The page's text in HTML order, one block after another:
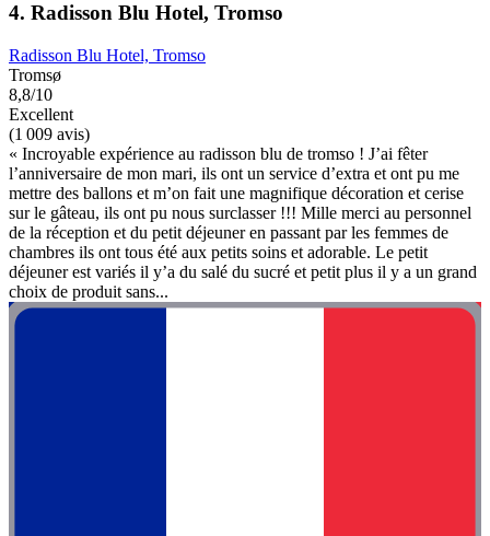
4. Radisson Blu Hotel, Tromso
Radisson Blu Hotel, Tromso
Tromsø
8,8/10
Excellent
(1 009 avis)
« Incroyable expérience au radisson blu de tromso ! J’ai fêter
l’anniversaire de mon mari, ils ont un service d’extra et ont pu me
mettre des ballons et m’on fait une magnifique décoration et cerise
sur le gâteau, ils ont pu nous surclasser !!! Mille merci au personnel
de la réception et du petit déjeuner en passant par les femmes de
chambres ils ont tous été aux petits soins et adorable. Le petit
déjeuner est variés il y’a du salé du sucré et petit plus il y a un grand
choix de produit sans...